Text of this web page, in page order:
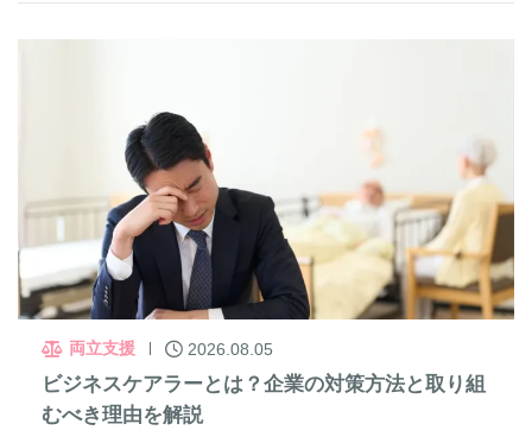
両立支援 2026.08.05
ビジネスケアラーとは？企業の対策方法と取り組
むべき理由を解説